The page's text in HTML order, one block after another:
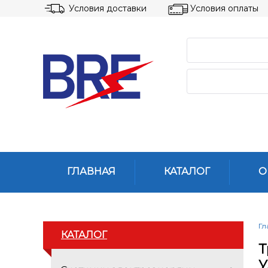
Условия доставки Условия оплаты
ГЛАВНАЯ КАТАЛОГ О
КАТАЛОГ